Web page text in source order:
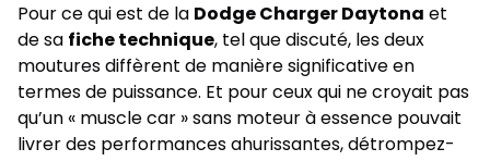
Pour ce qui est de la Dodge Charger Daytona et
de sa fiche technique, tel que discuté, les deux
moutures diffèrent de manière significative en
termes de puissance. Et pour ceux qui ne croyait pas
qu’un « muscle car » sans moteur à essence pouvait
livrer des performances ahurissantes, détrompez-